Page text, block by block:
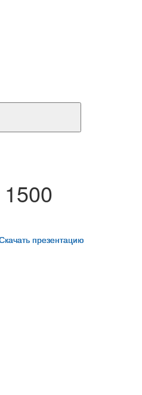
презентацию
презентацию
презентацию
презентацию